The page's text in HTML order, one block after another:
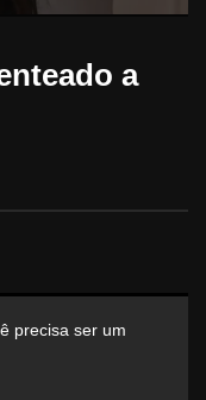
a
precisa ser um